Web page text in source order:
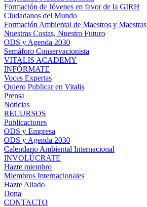
Formación de Jóvenes en favor de la GIRH
Ciudadanos del Mundo
Formación Ambiental de Maestros y Maestras
Nuestras Costas, Nuestro Futuro
ODS y Agenda 2030
Semáforo Conservacionista
VITALIS ACADEMY
INFÓRMATE
Voces Expertas
Quiero Publicar en Vitalis
Prensa
Noticias
RECURSOS
Publicaciones
ODS y Empresa
ODS y Agenda 2030
Calendario Ambiental Internacional
INVOLÚCRATE
Hazte miembro
Miembros Internacionales
Hazte Aliado
Dona
CONTACTO